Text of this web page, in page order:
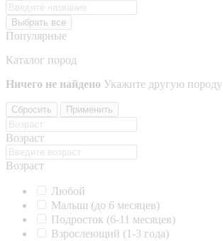
Выбрать все
Популярные
Каталог пород
Ничего не найдено Укажите другую породу
Сбросить Применить
Возраст
Возраст
Любой
Малыш (до 6 месяцев)
Подросток (6-11 месяцев)
Взрослеющий (1-3 года)